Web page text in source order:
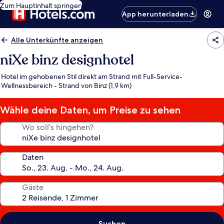
Zum Hauptinhalt springen
App herunterladen
Alle Unterkünfte anzeigen
niXe binz designhotel
Hotel im gehobenen Stil direkt am Strand mit Full-Service-
Wellnessbereich - Strand von Binz (1,9 km)
Wähle deine Daten, um Preise zu sehen
Wo soll’s hingehen?
Daten
Gäste